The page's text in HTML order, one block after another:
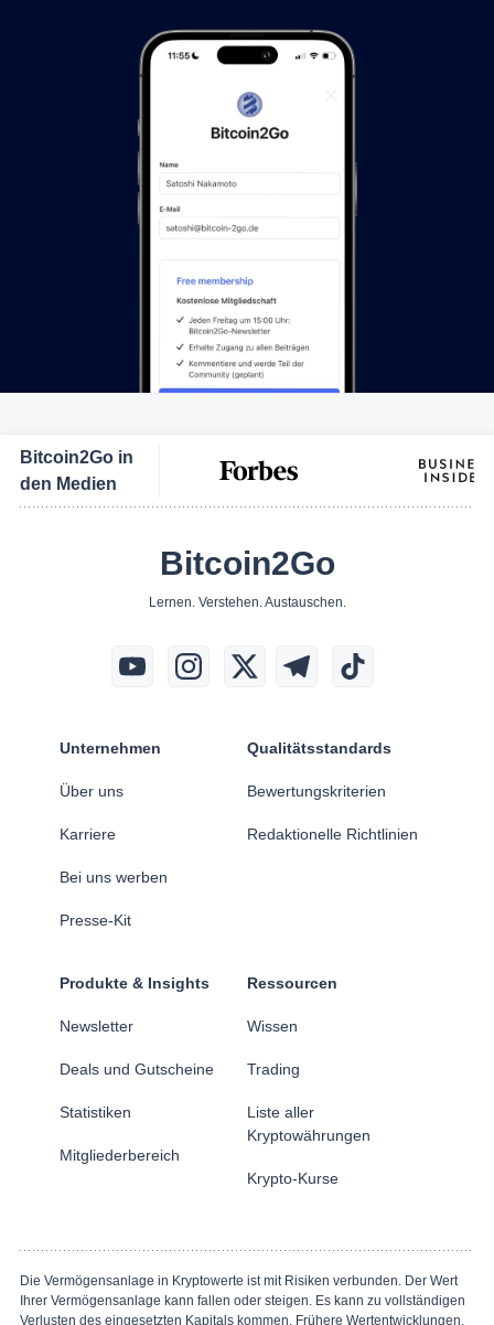
Bitcoin2Go in
den Medien
Bitcoin2Go
Lernen. Verstehen. Austauschen.
Unternehmen
Über uns
Karriere
Bei uns werben
Presse-Kit
Qualitätsstandards
Bewertungskriterien
Redaktionelle Richtlinien
Produkte & Insights
Newsletter
Deals und Gutscheine
Statistiken
Mitgliederbereich
Ressourcen
Wissen
Trading
Liste aller
Kryptowährungen
Krypto-Kurse
Die Vermögensanlage in Kryptowerte ist mit Risiken verbunden. Der Wert
Ihrer Vermögensanlage kann fallen oder steigen. Es kann zu vollständigen
Verlusten des eingesetzten Kapitals kommen. Frühere Wertentwicklungen,